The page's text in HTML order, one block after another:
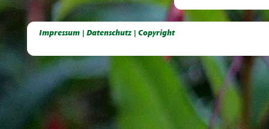
Impressum | Datenschutz | Copyright